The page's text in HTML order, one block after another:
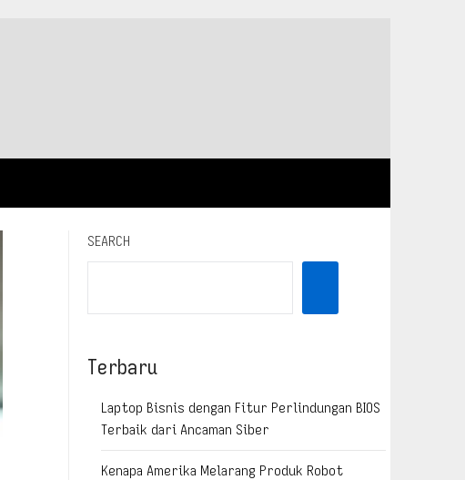
SEARCH
Terbaru
Laptop Bisnis dengan Fitur Perlindungan BIOS
Terbaik dari Ancaman Siber
Kenapa Amerika Melarang Produk Robot